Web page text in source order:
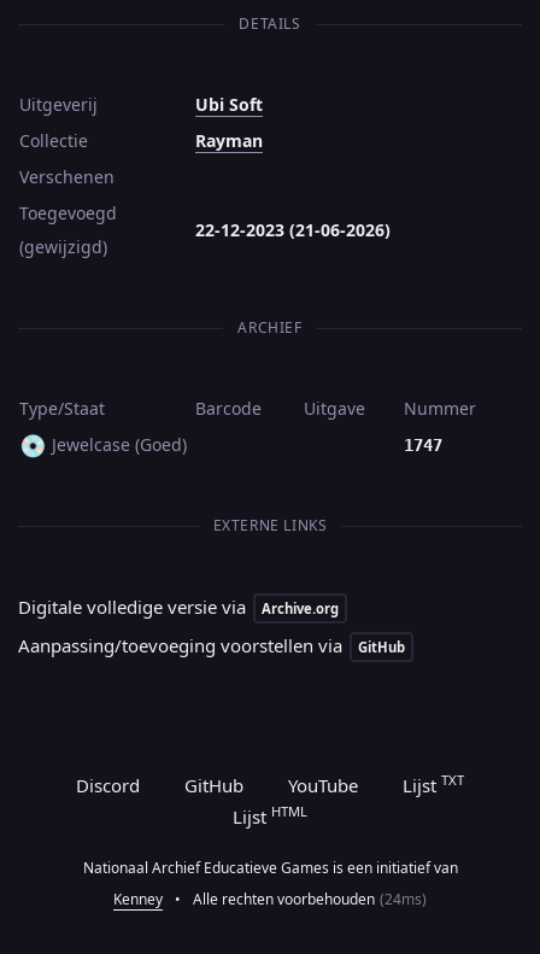
DETAILS
Uitgeverij
Ubi Soft
Collectie
Rayman
Verschenen
Toegevoegd
(gewijzigd)
22-12-2023 (21-06-2026)
ARCHIEF
Type/Staat Barcode Uitgave Nummer
💿 Jewelcase (Goed) 1747
EXTERNE LINKS
Digitale volledige versie via Archive.org
Aanpassing/toevoeging voorstellen via GitHub
Discord GitHub YouTube Lijst TXT
Lijst HTML
Nationaal Archief Educatieve Games is een initiatief van
Kenney
• Alle rechten voorbehouden (24ms)